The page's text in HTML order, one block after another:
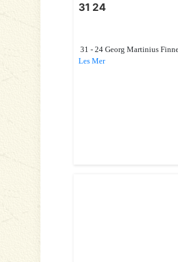
31 24
31 - 24 Georg Martinius
Les Mer